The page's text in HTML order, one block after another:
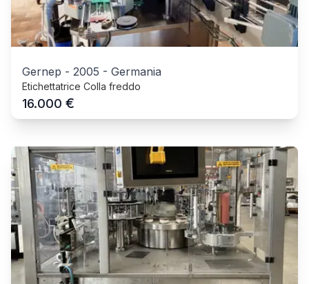
Gernep - 2005 - Germania
Etichettatrice Colla freddo
16.000 €